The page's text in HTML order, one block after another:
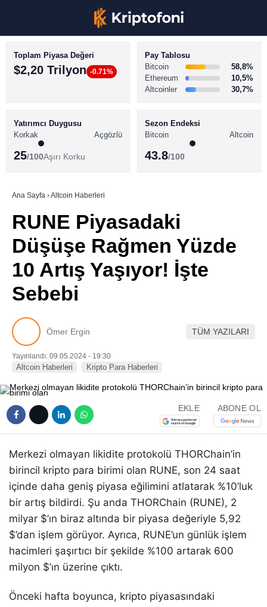
Youtube
TikTok
Pinterest
BİTCOİN HABERLERİ
ALTCOİN HABERLERİ
SÖZLÜK
Toplam Piyasa Değeri
$2,20 Trilyon -0.71%
Pay Tablosu
Bitcoin
58,8%
Ethereum
10,5%
Altcoinler
30,7%
Yatırımcı Duygusu
Korkak
Açgözlü
25/100Aşırı Korku
Sezon Endeksi
Bitcoin
Altcoin
43.8/100
Ana Sayfa ›Altcoin Haberleri
RUNE Piyasadaki
Düşüşe Rağmen Yüzde
10 Artış Yaşıyor! İşte
Sebebi
Ömer Ergin TÜM YAZILARI
Yayınlandı: 09.05.2024 - 19:30
Altcoin Haberleri Kripto Para Haberleri
EKLE ABONE OL
Merkezi olmayan likidite protokolü THORChain’in
birincil kripto para birimi olan RUNE, son 24 saat
içinde daha geniş piyasa eğilimini atlatarak %10’luk
bir artış bildirdi. Şu anda THORChain (RUNE), 2
milyar $’ın biraz altında bir piyasa değeriyle 5,92
$’dan işlem görüyor. Ayrıca, RUNE’un günlük işlem
hacimleri şaşırtıcı bir şekilde %100 artarak 600
milyon $’ın üzerine çıktı.
Önceki hafta boyunca, kripto piyasasındaki